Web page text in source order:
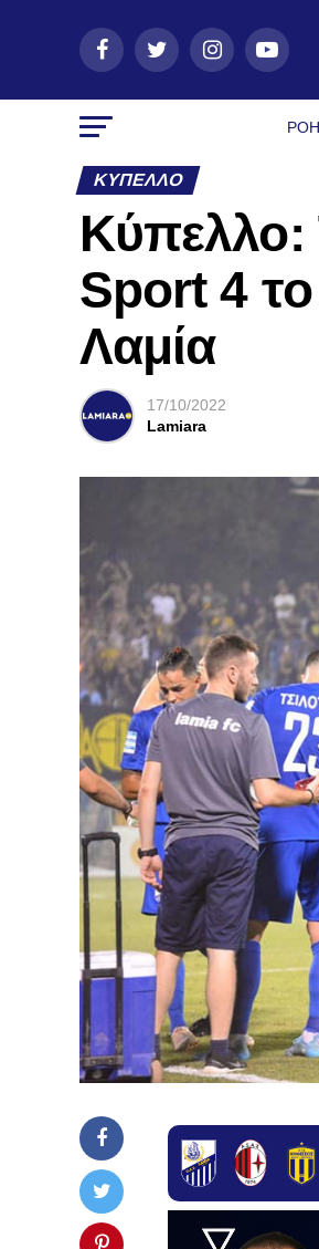
ΡΟΗ
ΚΎΠΕΛΛΟ
Κύπελλο:
Sport 4
Λαμία
17/10/2022
Lamiara